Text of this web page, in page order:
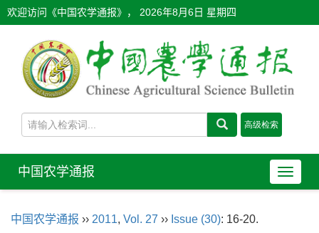
欢迎访问《中国农学通报》， 2026年8月6日 星期四
导
航
中国农学通报
中国农学通报 ›› 2011, Vol. 27 ›› Issue (30): 16-20.